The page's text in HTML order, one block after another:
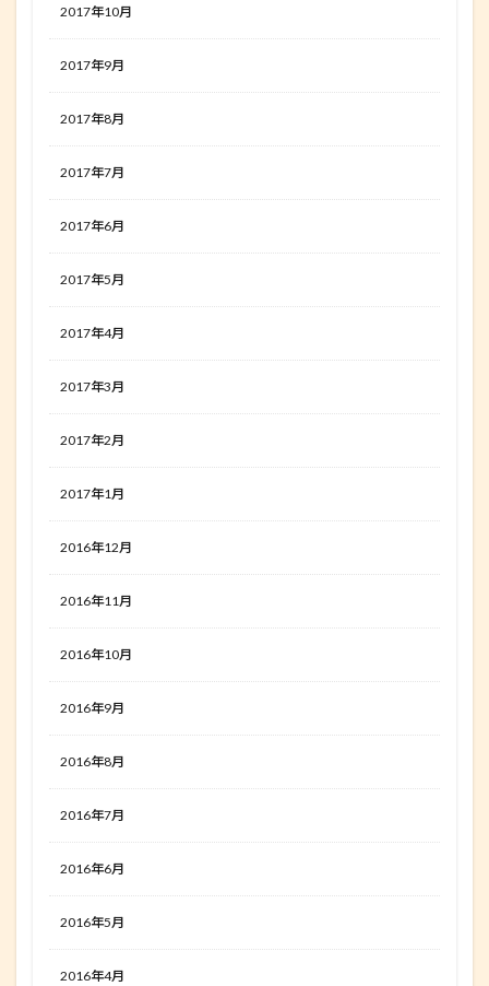
2017年10月
2017年9月
2017年8月
2017年7月
2017年6月
2017年5月
2017年4月
2017年3月
2017年2月
2017年1月
2016年12月
2016年11月
2016年10月
2016年9月
2016年8月
2016年7月
2016年6月
2016年5月
2016年4月